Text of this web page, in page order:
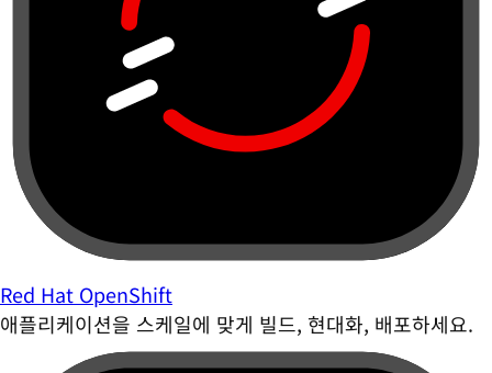
Red Hat OpenShift
애플리케이션을 스케일에 맞게 빌드, 현대화, 배포하세요.